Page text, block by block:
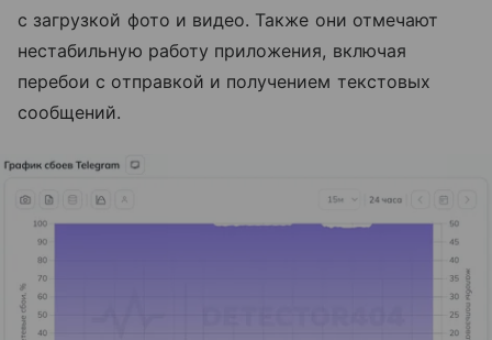
с загрузкой фото и видео. Также они отмечают
нестабильную работу приложения, включая
перебои с отправкой и получением текстовых
сообщений.